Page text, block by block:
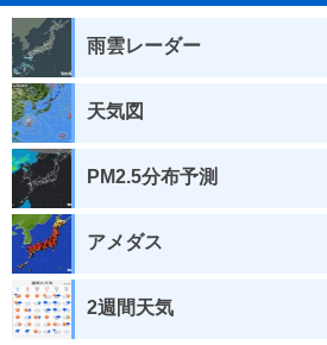
雨雲レーダー
天気図
PM2.5分布予測
アメダス
2週間天気